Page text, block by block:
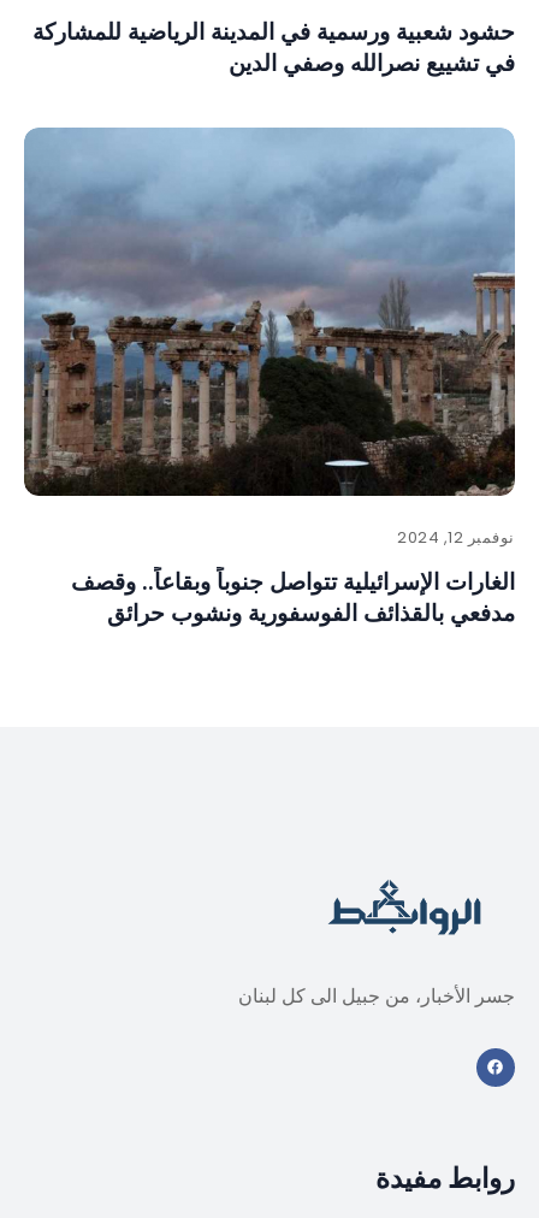
حشود شعبية ورسمية في المدينة الرياضية للمشاركة
في تشييع نصرالله وصفي الدين
نوفمبر 12, 2024
الغارات الإسرائيلية تتواصل جنوباً وبقاعاً.. وقصف
مدفعي بالقذائف الفوسفورية ونشوب حرائق
جسر الأخبار، من جبيل الى كل لبنان
روابط مفيدة